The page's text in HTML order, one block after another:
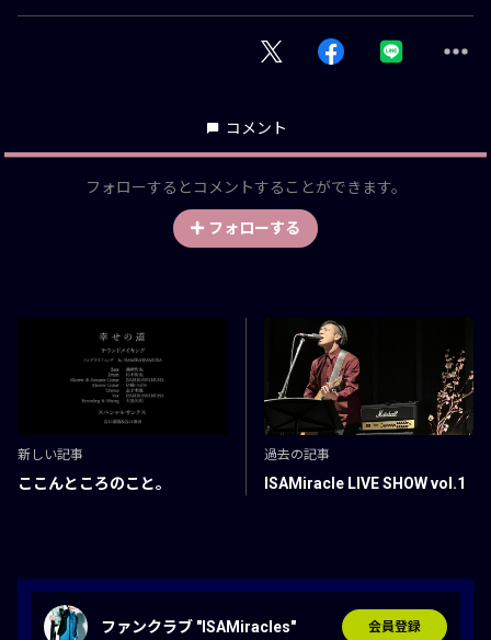
コメント
フォローするとコメントすることができます。
フォローする
新しい記事
ここんところのこと。
過去の記事
ISAMiracle LIVE SHOW vol.1
ファンクラブ "ISAMiracles" 会員登録